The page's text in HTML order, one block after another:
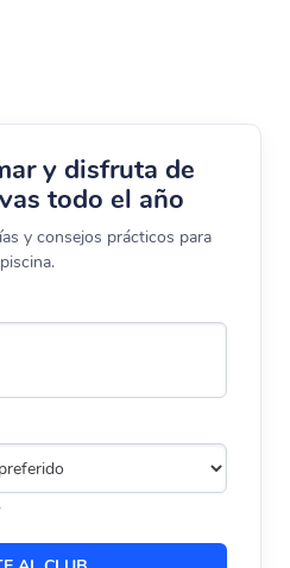
y disfruta de
todo el año
y consejos prácticos para